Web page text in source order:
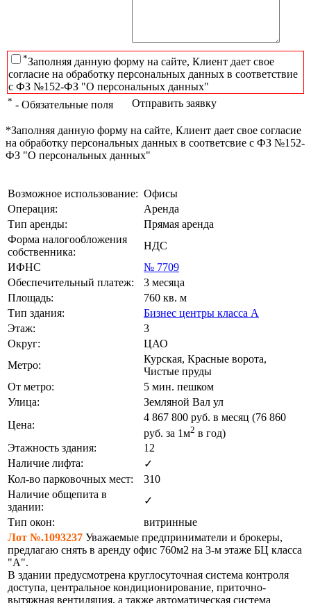
*Заполняя данную форму на сайте, Клиент дает свое
согласие на обработку персональных данных в соответствие
с ФЗ №152-ФЗ "О персональных данных"
* - Обязательные поля Отправить заявку
*Заполняя данную форму на сайте, Клиент дает свое согласие
на обработку персональных данных в соответсвие с ФЗ №152-
ФЗ "О персональных данных"
Возможное использование: Офисы
Операция:
Аренда
Тип аренды:
Прямая аренда
Форма налогообложения
собственника:
НДС
ИФНС
№ 7709
Обеспечительный платеж:
3 месяца
Площадь:
760 кв. м
Тип здания:
Бизнес центры класса А
Этаж:
3
Округ:
ЦАО
Метро:
Курская, Красные ворота,
Чистые пруды
От метро:
5 мин. пешком
Улица:
Земляной Вал ул
Цена:
4 867 800 руб. в месяц (76 860
руб. за 1м2 в год)
Этажность здания:
12
Наличие лифта:
✓
Кол-во парковочных мест:
310
Наличие общепита в
здании:
✓
Тип окон:
витринные
Лот №.1093237 Уважаемые предприниматели и брокеры,
предлагаю снять в аренду офис 760м2 на 3-м этаже БЦ класса
"А".
В здании предусмотрена круглосуточная система контроля
доступа, центральное кондиционирование, приточно-
вытяжная вентиляция, а также автоматическая система